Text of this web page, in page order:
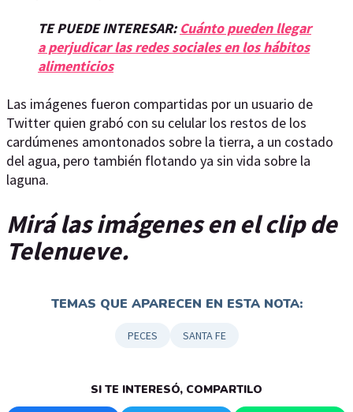
TE PUEDE INTERESAR:Cuánto pueden llegar
a perjudicar las redes sociales en los hábitos
alimenticios
Las imágenes fueron compartidas por un usuario de
Twitter quien grabó con su celular los restos de los
cardúmenes amontonados sobre la tierra, a un costado
del agua, pero también flotando ya sin vida sobre la
laguna.
Mirá las imágenes en el clip de
Telenueve.
TEMAS QUE APARECEN EN ESTA NOTA:
PECES SANTA FE
SI TE INTERESÓ, COMPARTILO